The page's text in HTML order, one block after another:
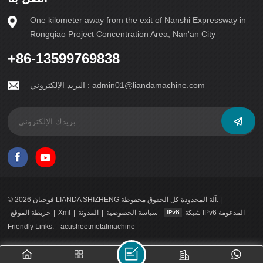
One kilometer away from the exit of Nanshi Expressway in
Rongqiao Project Concentration Area, Nan'an City
+86-13599769838
البريد الإلكتروني :admin01@liandamachine.com
© 2026 فوجيان LIANDA SHIZHENG آلة المحدودة كل الحقوق محفوظة. |
خريطة الموقع | Xml | المدونة | سياسة الخصوصية
شبكة IPv6 المدعومة
Friendly Links:
acusheetmetalmachine